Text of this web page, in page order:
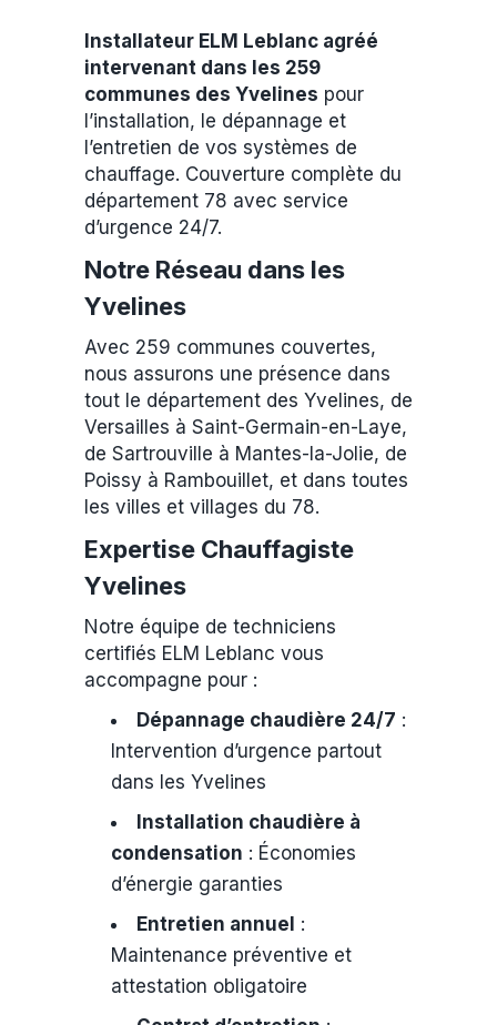
Installateur ELM Leblanc agréé
intervenant dans les 259
communes des Yvelines pour
l’installation, le dépannage et
l’entretien de vos systèmes de
chauffage. Couverture complète du
département 78 avec service
d’urgence 24/7.
Notre Réseau dans les
Yvelines
Avec 259 communes couvertes,
nous assurons une présence dans
tout le département des Yvelines, de
Versailles à Saint-Germain-en-Laye,
de Sartrouville à Mantes-la-Jolie, de
Poissy à Rambouillet, et dans toutes
les villes et villages du 78.
Expertise Chauffagiste
Yvelines
Notre équipe de techniciens
certifiés ELM Leblanc vous
accompagne pour :
Dépannage chaudière 24/7 :
Intervention d’urgence partout
dans les Yvelines
Installation chaudière à
condensation : Économies
d’énergie garanties
Entretien annuel :
Maintenance préventive et
attestation obligatoire